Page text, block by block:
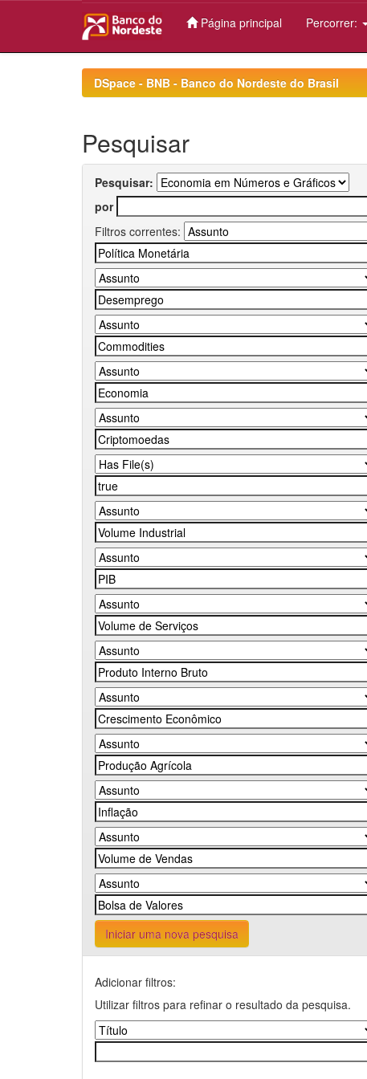
Página principal Percorrer:
DSpace - BNB - Banco do Nordeste do Brasil
Pesquisar
Pesquisar:
por
Filtros correntes:
Iniciar uma nova pesquisa
Adicionar filtros:
Utilizar filtros para refinar o resultado da pesquisa.